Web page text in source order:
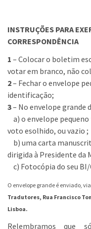
INSTRUÇÕES PARA
CORRESPONDÊNCIA
1 – Colocar o boletim
votar em branco, não
2– Fechar o envelope
identificação;
3– No envelope grande
a) o envelope
voto esolhido, ou vazio ;
b) uma carta
dirigida à Presidente da
c) Fotocópia do seu BI/
O envelope grande é enviado,
Tradutores, Rua Francisco
Lisboa.
Relembramos que